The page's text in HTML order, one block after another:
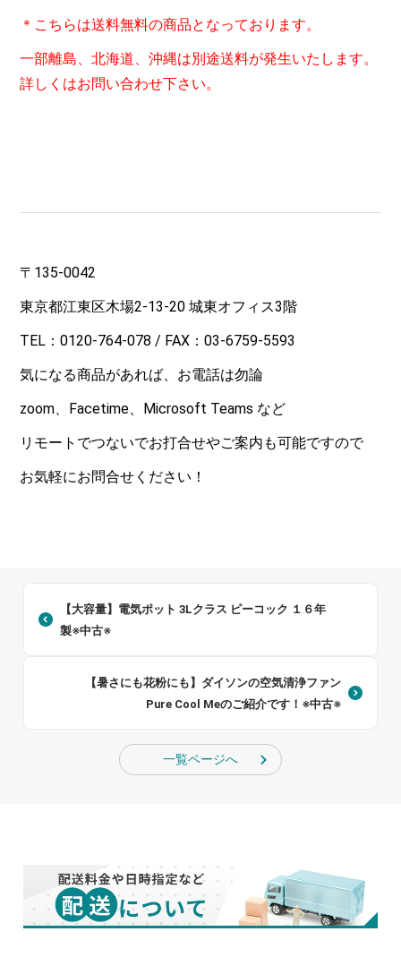
＊こちらは送料無料の商品となっております。
一部離島、北海道、沖縄は別途送料が発生いたします。
詳しくはお問い合わせ下さい。
〒135-0042
東京都江東区木場2-13-20 城東オフィス3階
TEL：0120-764-078 / FAX：03-6759-5593
気になる商品があれば、お電話は勿論
zoom、Facetime、Microsoft Teams など
リモートでつないでお打合せやご案内も可能ですので
お気軽にお問合せください！
【大容量】電気ポット 3Lクラス ピーコック １６年
製※中古※
【暑さにも花粉にも】ダイソンの空気清浄ファン
Pure Cool Meのご紹介です！※中古※
一覧ページへ